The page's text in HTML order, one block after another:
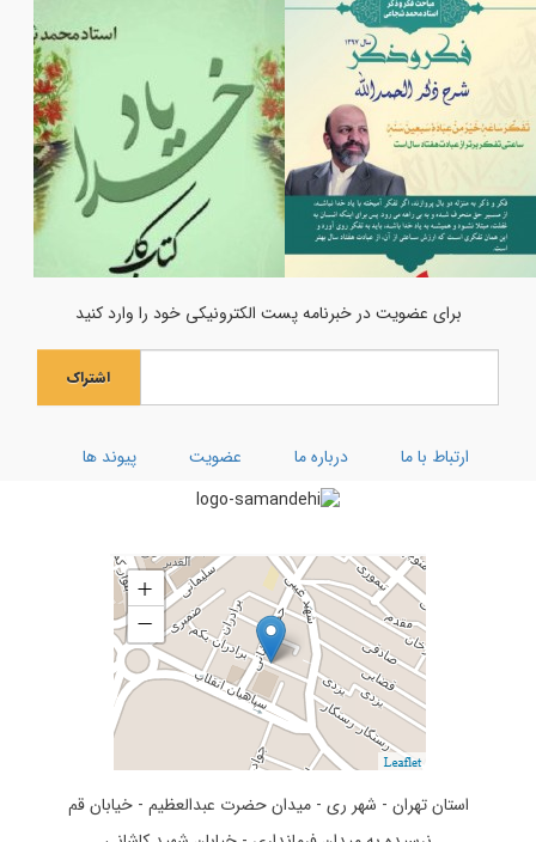
به مناسبت شهادت امام موسی کاظم علیه السلام
فضایل مولی علی علیه السلام به روایت قرآن
بر کرانه ی امام جود و سخا امام جواد (علیه السلام)
اعمال هر ماه نو و نماز اول ماه
ویژه نامه ماه رجب
اولین فراخوان هنری انسان تمام
جشن میلاد حضرت مادر سلام‌الله‌علیها
جشن بزرگ ولادت بانوی آب و آیینه
برای عضویت در خبرنامه پست الکترونیکی خود را وارد کنید
اشتراک
ارتباط با ما درباره ما عضویت پیوند ها
استان تهران - شهر ری - میدان حضرت عبدالعظیم - خیابان قم